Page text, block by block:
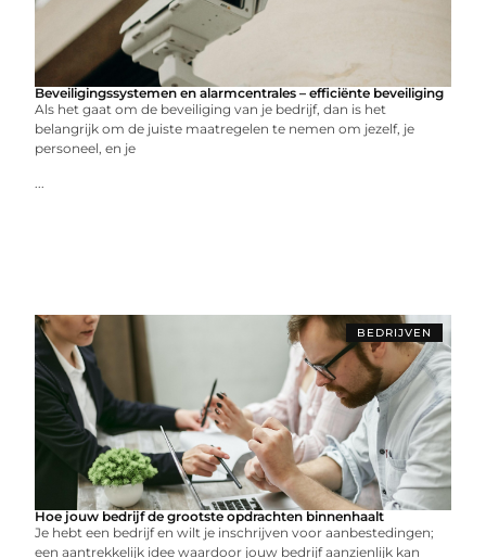
Beveiligingssystemen en alarmcentrales – efficiënte beveiliging
Als het gaat om de beveiliging van je bedrijf, dan is het
belangrijk om de juiste maatregelen te nemen om jezelf, je
personeel, en je
...
BEDRIJVEN
Hoe jouw bedrijf de grootste opdrachten binnenhaalt
Je hebt een bedrijf en wilt je inschrijven voor aanbestedingen;
een aantrekkelijk idee waardoor jouw bedrijf aanzienlijk kan